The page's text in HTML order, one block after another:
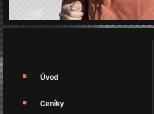
Úvod
Ceníky